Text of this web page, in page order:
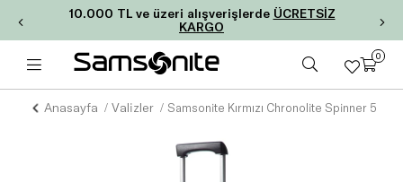
10.000 TL ve üzeri alışverişlerde ÜCRETSİZ
KARGO
0
Anasayfa Valizler